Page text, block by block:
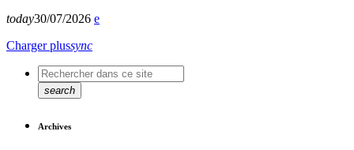
today30/07/2026
Charger plussync
search
Archives